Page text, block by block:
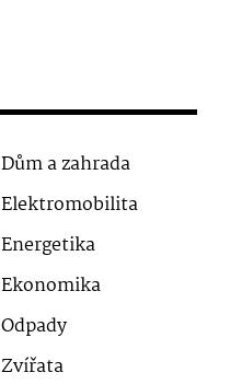
Dům a zahrada
Elektromobilita
Energetika
Ekonomika
Odpady
Zvířata